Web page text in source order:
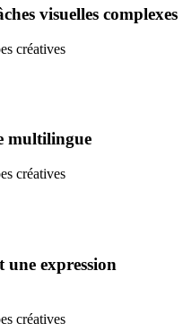
visuelles complexes
créatives
multilingue
créatives
une expression
créatives